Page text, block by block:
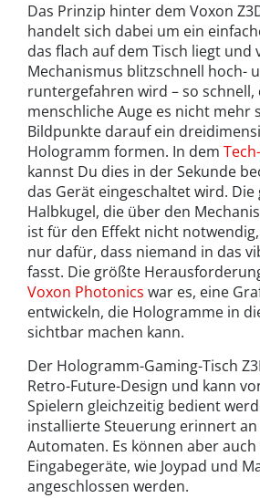
Das Prinzip hinter dem Voxon
handelt sich dabei um ein
das flach auf dem Tisch liegt und
Mechanismus blitzschnell hoch-
runtergefahren wird – so schnell,
menschliche Auge es nicht mehr
Bildpunkte darauf ein
Hologramm formen. In dem
kannst Du dies in der Sekunde
das Gerät eingeschaltet wird. Die
Halbkugel, die über den
ist für den Effekt nicht
nur dafür, dass niemand in das
fasst. Die größte
Voxon Photonics war es, eine
entwickeln, die Hologramme in
sichtbar machen kann.
Der Hologramm-Gaming-Tisch
Retro-Future-Design und kann
Spielern gleichzeitig bedient
installierte Steuerung erinnert an
Automaten. Es können aber
Eingabegeräte, wie Joypad und
angeschlossen werden.